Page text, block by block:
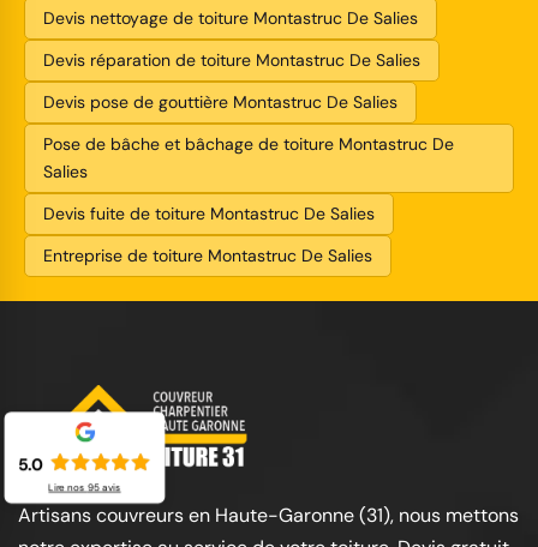
Devis nettoyage de toiture Montastruc De Salies
Devis réparation de toiture Montastruc De Salies
Devis pose de gouttière Montastruc De Salies
Pose de bâche et bâchage de toiture Montastruc De
Salies
Devis fuite de toiture Montastruc De Salies
Entreprise de toiture Montastruc De Salies
Artisans couvreurs en Haute-Garonne (31), nous mettons
5.0
Lire nos 95avis